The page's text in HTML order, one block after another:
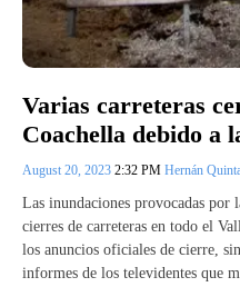
Varias carreteras
Coachella debido a
August 20, 2023 2:32 PM Hernán
Las inundaciones provocadas
cierres de carreteras en todo el
los anuncios oficiales de cierre,
informes de los televidentes que